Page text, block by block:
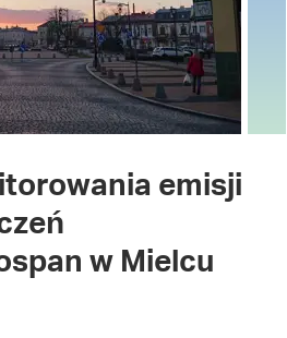
emisji
w Mielcu